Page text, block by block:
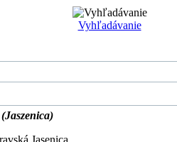
Vyhľadávanie
Jasenica